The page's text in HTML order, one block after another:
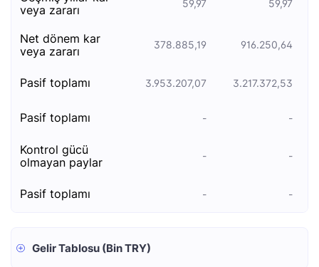
veya zararı
59,97 59,97
net dönem kar
veya zararı
378.885,19 916.250,64
pasi̇f toplami 3.953.207,07 3.217.372,53
pasi̇f toplami - -
kontrol gücü
olmayan paylar
- -
pasi̇f toplami - -
Gelir Tablosu (Bin TRY)